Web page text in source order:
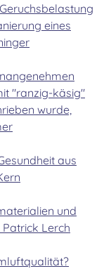
eines
"ranzig-käsig"
wurde,
aus
und
Lerch